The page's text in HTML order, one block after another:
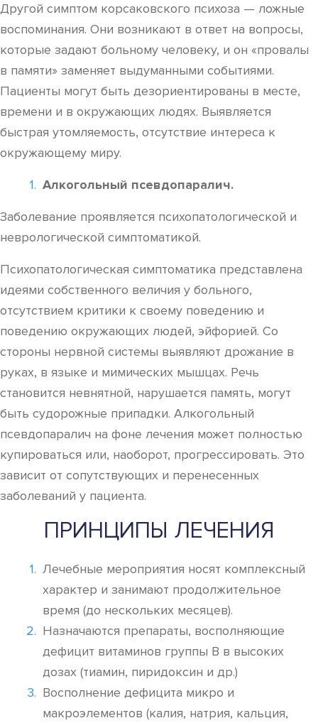
Другой симптом корсаковского психоза — ложные
воспоминания. Они возникают в ответ на вопросы,
которые задают больному человеку, и он «провалы
в памяти» заменяет выдуманными событиями.
Пациенты могут быть дезориентированы в месте,
времени и в окружающих людях. Выявляется
быстрая утомляемость, отсутствие интереса к
окружающему миру.
Алкогольный псевдопаралич.
Заболевание проявляется психопатологической и
неврологической симптоматикой.
Психопатологическая симптоматика представлена
идеями собственного величия у больного,
отсутствием критики к своему поведению и
поведению окружающих людей, эйфорией. Со
стороны нервной системы выявляют дрожание в
руках, в языке и мимических мышцах. Речь
становится невнятной, нарушается память, могут
быть судорожные припадки. Алкогольный
псевдопаралич на фоне лечения может полностью
купироваться или, наоборот, прогрессировать. Это
зависит от сопутствующих и перенесенных
заболеваний у пациента.
ПРИНЦИПЫ ЛЕЧЕНИЯ
Лечебные мероприятия носят комплексный
характер и занимают продолжительное
время (до нескольких месяцев).
Назначаются препараты, восполняющие
дефицит витаминов группы В в высоких
дозах (тиамин, пиридоксин и др.)
Восполнение дефицита микро и
макроэлементов (калия, натрия, кальция,